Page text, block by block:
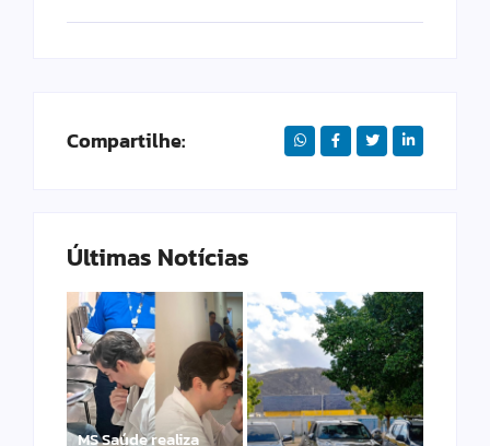
Compartilhe:
Últimas Notícias
MS Saúde realiza